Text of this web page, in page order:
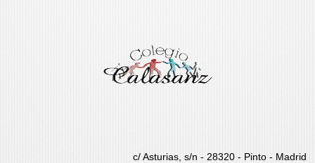
c/ Asturias, s/n - 28320 - Pinto - Madrid